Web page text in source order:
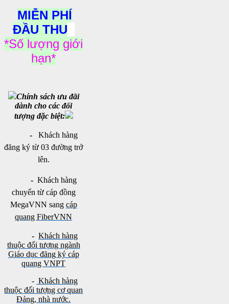
MIỄN PHÍ
ĐẦU THU
*Số lượng giới
hạn*
Chính sách ưu đãi
dành cho các đối
tượng đặc biệt:
-Khách hàng
đăng ký từ 03 đường trở
lên.
-Khách hàng
chuyển từ cáp đồng
MegaVNN sang cáp
quang FiberVNN
-Khách hàng
thuộc đối tượng ngành
Giáo dục đăng ký cáp
quang VNPT
- Khách hàng
thuộc đối tượng cơ quan
Đảng, nhà nước.